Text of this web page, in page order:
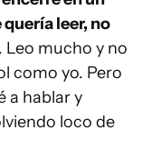
leer, no
. Leo mucho y no
como yo. Pero
a hablar y
loco de